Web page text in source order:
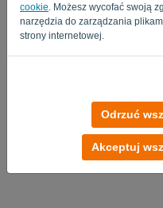
cookie . Możesz wycofać swoją
narzędzia do zarządzania
strony internetowej.
Odrzuć
Akceptuj